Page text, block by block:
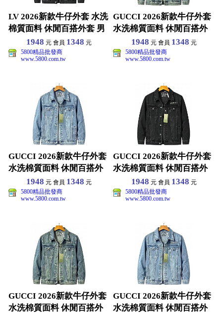
LV 2026新款牛仔外套 水洗
棉質面料 休閒百搭外套 男
女同款 S-
1948 元 會員 1348 元
5800精品批發商
www.5800.com.tw
GUCCI 2026新款牛仔外套
水洗棉質面料 休閒百搭外
套 男女同款
1948 元 會員 1348 元
5800精品批發商
www.5800.com.tw
GUCCI 2026新款牛仔外套
水洗棉質面料 休閒百搭外
套 男女同款
1948 元 會員 1348 元
5800精品批發商
www.5800.com.tw
GUCCI 2026新款牛仔外套
水洗棉質面料 休閒百搭外
套 男女同款
1948 元 會員 1348 元
5800精品批發商
www.5800.com.tw
GUCCI 2026新款牛仔外套
水洗棉質面料 休閒百搭外
GUCCI 2026新款牛仔外套
水洗棉質面料 休閒百搭外